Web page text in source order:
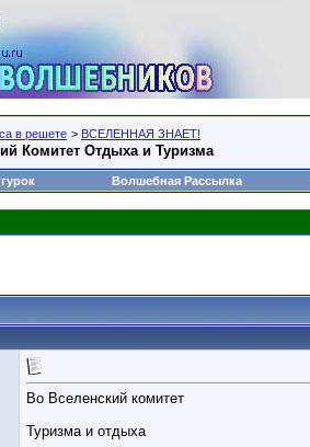
в решете > ВСЕЛЕННАЯ ЗНАЕТ!
Комитет Отдыха и Туризма
Волшебная Рассылка
Во Вселенский комитет
Туризма и отдыха